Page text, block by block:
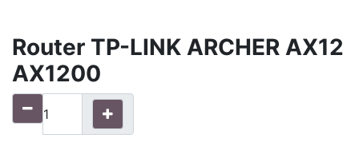
Router TP-LINK ARCHER AX12
AX1200